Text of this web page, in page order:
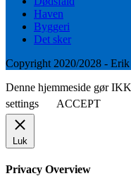
Haven
Byggeri
Det sker
Copyright 2020/2028 -
Denne hjemmeside gør
settings
ACCEPT
Luk
Privacy Overview